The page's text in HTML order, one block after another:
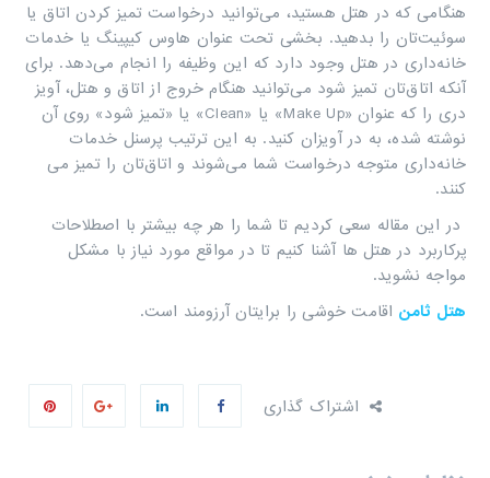
هنگامی که در هتل هستید، می‌توانید درخواست تمیز کردن اتاق یا
سوئیت‌تان را بدهید. بخشی تحت عنوان هاوس کیپینگ یا خدمات
خانه‌داری در هتل وجود دارد که این وظیفه را انجام می‌دهد. برای
آنکه اتاق‌تان تمیز شود می‌توانید هنگام خروج از اتاق و هتل، آویز
دری را که عنوان «Make Up» یا «Clean» یا «تمیز شود» روی آن
نوشته شده، به در آویزان کنید. به این ترتیب پرسنل خدمات
خانه‌داری متوجه درخواست شما می‌شوند و اتاق‌تان را تمیز می
کنند.
در این مقاله سعی کردیم تا شما را هر چه بیشتر با اصطلاحات
پرکاربرد در هتل ها آشنا کنیم تا در مواقع مورد نیاز با مشکل
مواجه نشوید.
هتل ثامن اقامت خوشی را برایتان آرزومند است.
اشتراک گذاری